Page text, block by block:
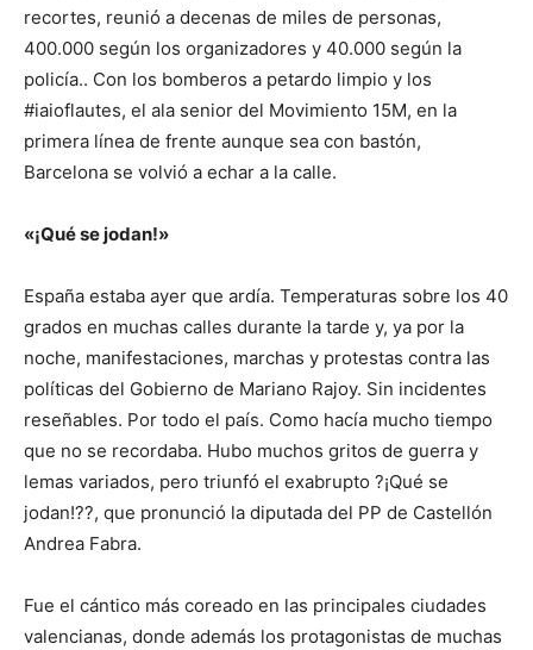
recortes, reunió a decenas de miles de personas,
400.000 según los organizadores y 40.000 según la
policía.. Con los bomberos a petardo limpio y los
#iaioflautes, el ala senior del Movimiento 15M, en la
primera línea de frente aunque sea con bastón,
Barcelona se volvió a echar a la calle.
«¡Qué se jodan!»
España estaba ayer que ardía. Temperaturas sobre los 40
grados en muchas calles durante la tarde y, ya por la
noche, manifestaciones, marchas y protestas contra las
políticas del Gobierno de Mariano Rajoy. Sin incidentes
reseñables. Por todo el país. Como hacía mucho tiempo
que no se recordaba. Hubo muchos gritos de guerra y
lemas variados, pero triunfó el exabrupto ?¡Qué se
jodan!??, que pronunció la diputada del PP de Castellón
Andrea Fabra.
Fue el cántico más coreado en las principales ciudades
valencianas, donde además los protagonistas de muchas